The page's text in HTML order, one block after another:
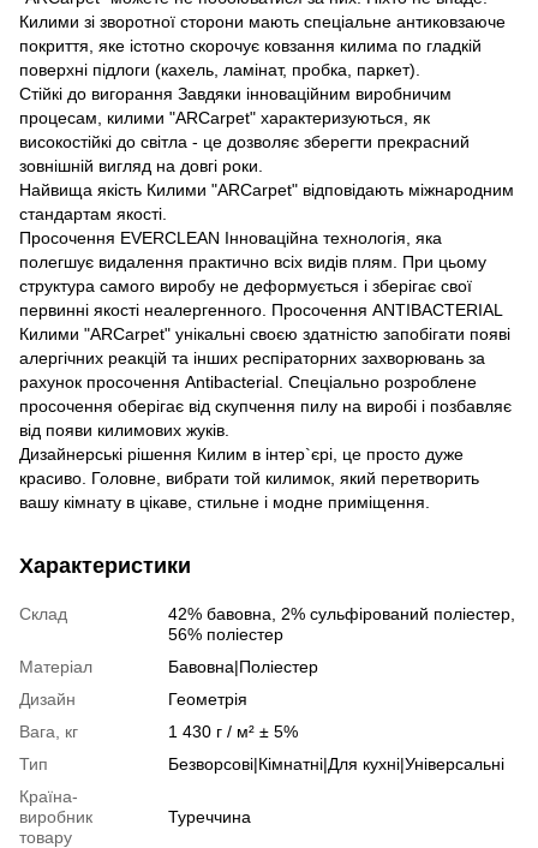
Килими зі зворотної сторони мають спеціальне антиковзаюче
покриття, яке істотно скорочує ковзання килима по гладкій
поверхні підлоги (кахель, ламінат, пробка, паркет).
Стійкі до вигорання Завдяки інноваційним виробничим
процесам, килими "ARCarpet" характеризуються, як
високостійкі до світла - це дозволяє зберегти прекрасний
зовнішній вигляд на довгі роки.
Найвища якість Килими "ARCarpet" відповідають міжнародним
стандартам якості.
Просочення EVERCLEAN Інноваційна технологія, яка
полегшує видалення практично всіх видів плям. При цьому
структура самого виробу не деформується і зберігає свої
первинні якості неалергенного. Просочення ANTIBACTERIAL
Килими "ARCarpet" унікальні своєю здатністю запобігати появі
алергічних реакцій та інших респіраторних захворювань за
рахунок просочення Antibacterial. Спеціально розроблене
просочення оберігає від скупчення пилу на виробі і позбавляє
від появи килимових жуків.
Дизайнерські рішення Килим в інтер`єрі, це просто дуже
красиво. Головне, вибрати той килимок, який перетворить
вашу кімнату в цікаве, стильне і модне приміщення.
Характеристики
Склад
42% бавовна, 2% сульфірований поліестер,
56% поліестер
Матеріал
Бавовна|Поліестер
Дизайн
Геометрія
Вага, кг
1 430 г / м² ± 5%
Тип
Безворсові|Кімнатні|Для кухні|Універсальні
Країна-
виробник
товару
Туреччина